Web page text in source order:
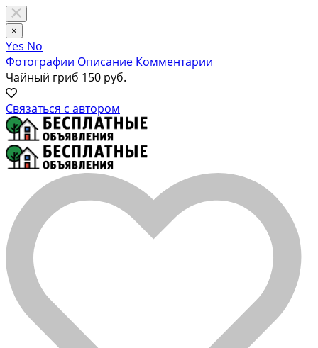
×
Yes No
Фотографии Описание Комментарии
Чайный гриб 150 руб.
Связаться с автором